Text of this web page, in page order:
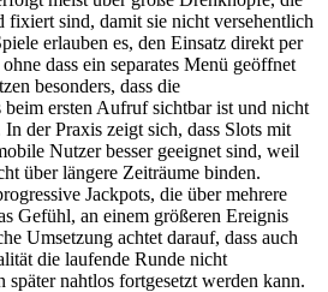
fixiert sind, damit sie nicht versehentlich
erlauben es, den Einsatz direkt per
dass ein separates Menü geöffnet
besonders, dass die
beim ersten Aufruf sichtbar ist und nicht
der Praxis zeigt sich, dass Slots mit
Nutzer besser geeignet sind, weil
über längere Zeiträume binden.
Jackpots, die über mehrere
Gefühl, an einem größeren Ereignis
Umsetzung achtet darauf, dass auch
die laufende Runde nicht
später nahtlos fortgesetzt werden kann.